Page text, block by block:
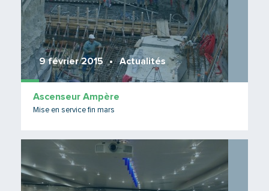
9 février 2015 Actualités
Ascenseur Ampère
Mise en service fin mars